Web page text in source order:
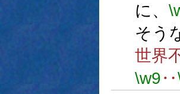
に、
そう
世界
\w9‥